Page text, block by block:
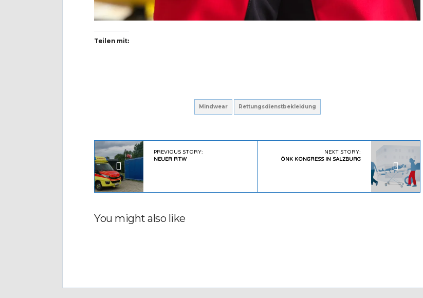
Teilen mit:
Mindwear Rettungsdienstbekleidung
PREVIOUS STORY:
NEUER RTW
NEXT STORY:
ÖNK KONGRESS IN SALZBURG
You might also like